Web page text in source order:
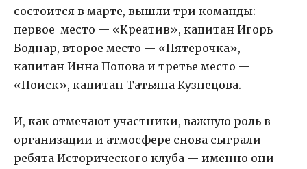
состоится в марте, вышли три команды:
первое место — «Креатив», капитан Игорь
Боднар, второе место — «Пятерочка»,
капитан Инна Попова и третье место —
«Поиск», капитан Татьяна Кузнецова.
И, как отмечают участники, важную роль в
организации и атмосфере снова сыграли
ребята Исторического клуба — именно они